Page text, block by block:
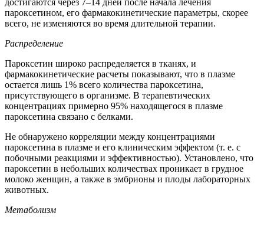
достигаются через 7–14 дней после начала лечения
пароксетином, его фармакокинетические параметры, скорее
всего, не изменяются во время длительной терапии.
Распределение
Пароксетин широко распределяется в тканях, и
фармакокинетические расчеты показывают, что в плазме
остается лишь 1% всего количества пароксетина,
присутствующего в организме. В терапевтических
концентрациях примерно 95% находящегося в плазме
пароксетина связано с белками.
Не обнаружено корреляции между концентрациями
пароксетина в плазме и его клиническим эффектом (т. е. с
побочными реакциями и эффективностью). Установлено, что
пароксетин в небольших количествах проникает в грудное
молоко женщин, а также в эмбрионы и плоды лабораторных
животных.
Метаболизм